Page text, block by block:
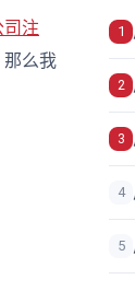
司注
那么我
1
2
3
4
5